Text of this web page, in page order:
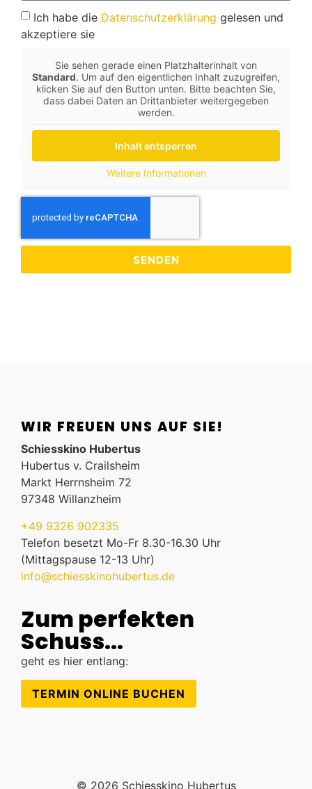
Ich habe die Datenschutzerklärung gelesen und
akzeptiere sie
Sie sehen gerade einen Platzhalterinhalt von
Standard. Um auf den eigentlichen Inhalt zuzugreifen,
klicken Sie auf den Button unten. Bitte beachten Sie,
dass dabei Daten an Drittanbieter weitergegeben
werden.
Inhalt entsperren
Weitere Informationen
SENDEN
WIR FREUEN UNS AUF SIE!
Schiesskino Hubertus
Hubertus v. Crailsheim
Markt Herrnsheim 72
97348 Willanzheim
+49 9326 902335
Telefon besetzt Mo-Fr 8.30-16.30 Uhr
(Mittagspause 12-13 Uhr)
info@schiesskinohubertus.de
Zum perfekten
Schuss...
geht es hier entlang:
TERMIN ONLINE BUCHEN
© 2026 Schiesskino Hubertus